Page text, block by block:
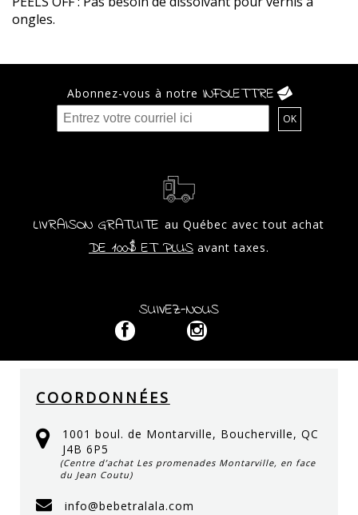
ongles.
Abonnez-vous à notre INFOLETTRE
LIVRAISON GRATUITE au Québec avec tout achat
DE 100$ ET PLUS avant taxes.
SUIVEZ-NOUS
COORDONNÉES
1001 boul. de Montarville, Boucherville, QC
J4B 6P5
(Centre d’achat Les promenades Montarville, en face
du Jean Coutu)
info@bebetralala.com